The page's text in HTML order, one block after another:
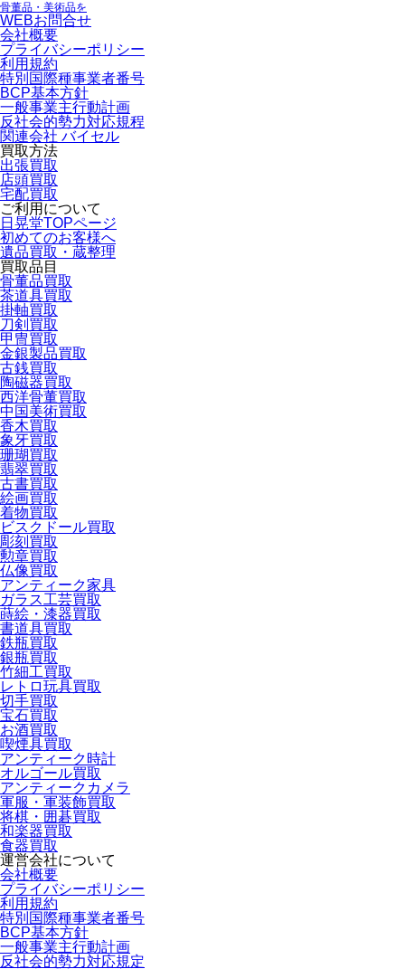
骨董品・美術品を
WEBお問合せ
会社概要
プライバシーポリシー
利用規約
特別国際種事業者番号
BCP基本方針
一般事業主行動計画
反社会的勢力対応規程
関連会社 バイセル
買取方法
出張買取
店頭買取
宅配買取
ご利用について
日晃堂TOPページ
初めてのお客様へ
遺品買取・蔵整理
買取品目
骨董品買取
茶道具買取
掛軸買取
刀剣買取
甲冑買取
金銀製品買取
古銭買取
陶磁器買取
西洋骨董買取
中国美術買取
香木買取
象牙買取
珊瑚買取
翡翠買取
古書買取
絵画買取
着物買取
ビスクドール買取
彫刻買取
勲章買取
仏像買取
アンティーク家具
ガラス工芸買取
蒔絵・漆器買取
書道具買取
鉄瓶買取
銀瓶買取
竹細工買取
レトロ玩具買取
切手買取
宝石買取
お酒買取
喫煙具買取
アンティーク時計
オルゴール買取
アンティークカメラ
軍服・軍装飾買取
将棋・囲碁買取
和楽器買取
食器買取
運営会社について
会社概要
プライバシーポリシー
利用規約
特別国際種事業者番号
BCP基本方針
一般事業主行動計画
反社会的勢力対応規定